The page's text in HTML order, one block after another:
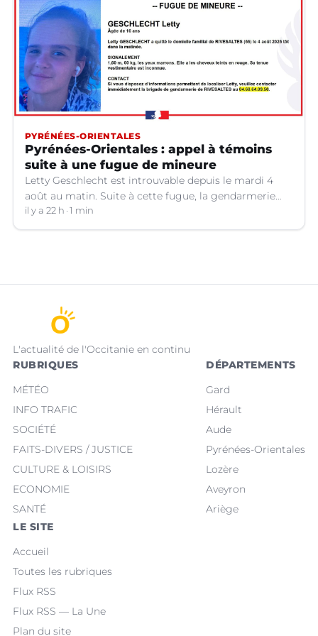
PYRÉNÉES-ORIENTALES
Pyrénées-Orientales : appel à témoins
suite à une fugue de mineure
Letty Geschlecht est introuvable depuis le mardi 4
août au matin. Suite à cette fugue, la gendarmerie
des Pyrénées-Orientales lance un appel à témoins.
il y a 22 h 1 min
L'actualité de l'Occitanie en continu
RUBRIQUES
MÉTÉO
INFO TRAFIC
SOCIÉTÉ
FAITS-DIVERS / JUSTICE
CULTURE & LOISIRS
ECONOMIE
SANTÉ
DÉPARTEMENTS
Gard
Hérault
Aude
Pyrénées-Orientales
Lozère
Aveyron
Ariège
LE SITE
Accueil
Toutes les rubriques
Flux RSS
Flux RSS — La Une
Plan du site